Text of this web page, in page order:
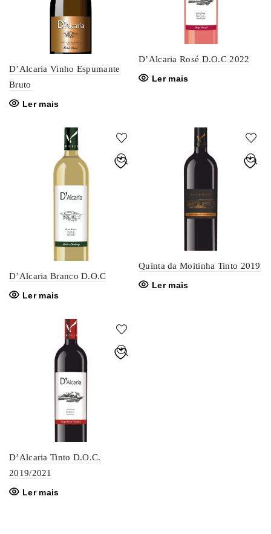
D’Alcaria Vinho Espumante
Bruto
Ler mais
D’Alcaria Rosé D.O.C 2022
Ler mais
D’Alcaria Branco D.O.C
Ler mais
Quinta da Moitinha Tinto 2019
Ler mais
D’Alcaria Tinto D.O.C.
2019/2021
Ler mais